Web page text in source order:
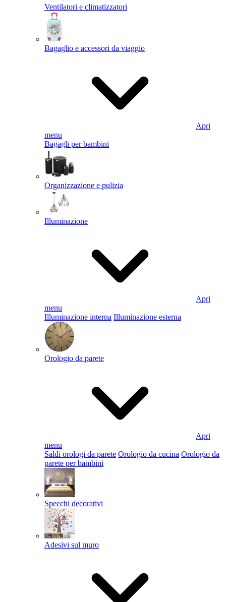
Ventilatori e climatizzatori
Bagaglio e accessori da viaggio
Apri
menu
Bagagli per bambini
Organizzazione e pulizia
Illuminazione
Apri
menu
Illuminazione interna Illuminazione esterna
Orologio da parete
Apri
menu
Saldi orologi da parete Orologio da cucina Orologio da
parete per bambini
Specchi decorativi
Adesivi sul muro